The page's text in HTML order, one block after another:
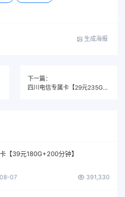
生成海报
下一篇：
四川电信专属卡【29元235G+100分钟】
【39元180G+200分钟】
07 391,330